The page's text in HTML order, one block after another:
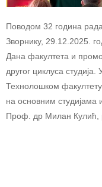
Поводом 32 година
Зворнику, 29.12.2025.
Дана факултета и
другог циклуса
Технолошком
на основним студијама
Проф. др Милан Кулић,